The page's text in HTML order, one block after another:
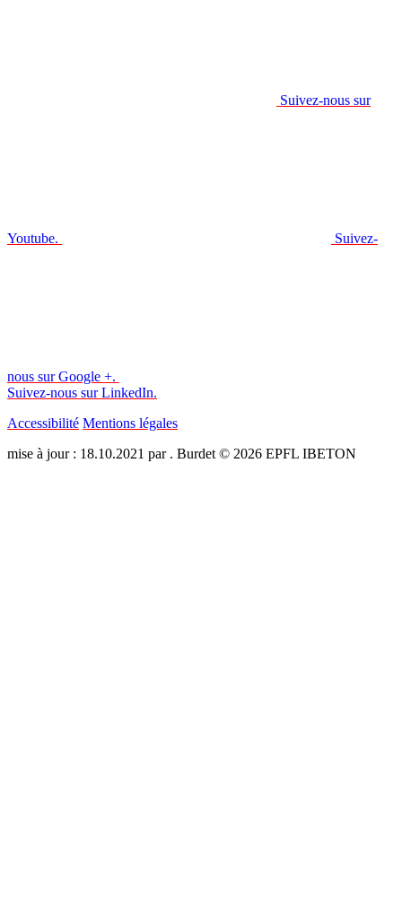
Suivez-nous sur
Youtube. Suivez-
nous sur Google +.
Suivez-nous sur LinkedIn.
Accessibilité Mentions légales
mise à jour : 18.10.2021 par . Burdet © 2026 EPFL IBETON